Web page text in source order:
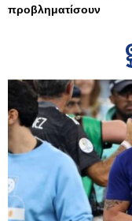
προβληματίσουν